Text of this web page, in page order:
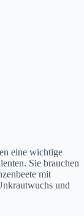
eine wichtige
Sie brauchen
mit
und